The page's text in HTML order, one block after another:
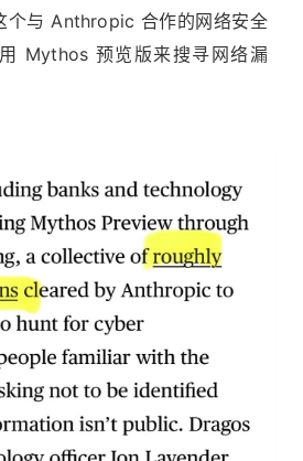
个与 Anthropic 合作的网络安全
Mythos 预览版来搜寻网络漏